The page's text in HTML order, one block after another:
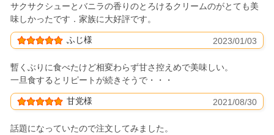
サクサクシューとバニラの香りのとろけるクリームのがとても美
味しかったです．家族に大好評です。
ふじ様 2023/01/03
暫くぶりに食べたけど相変わらず甘さ控えめで美味しい。
一旦食するとリピートが続きそうで・・・
甘党様 2021/08/30
話題になっていたので注文してみました。